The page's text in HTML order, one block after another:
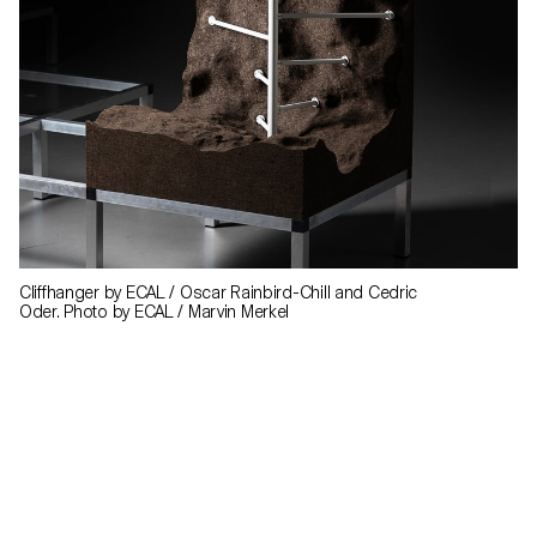
Cliffhanger by ECAL / Oscar Rainbird-Chill and Cedric
Oder. Photo by ECAL / Marvin Merkel